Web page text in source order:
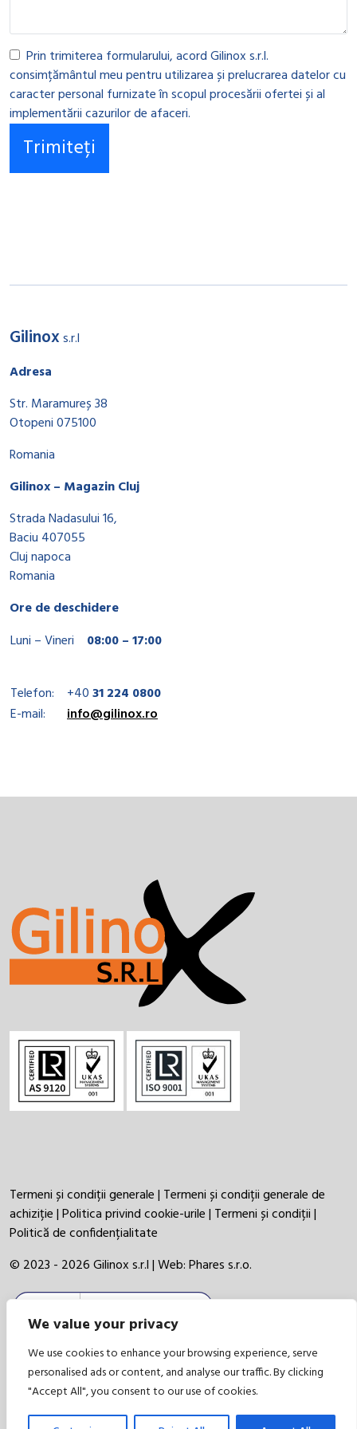
We value your privacy
We use cookies to enhance your browsing experience, serve
personalised ads or content, and analyse our traffic. By clicking
"Accept All", you consent to our use of cookies.
Prin trimiterea formularului, acord Gilinox s.r.l.
consimțământul meu pentru utilizarea și prelucrarea datelor cu
caracter personal furnizate în scopul procesării ofertei și al
implementării cazurilor de afaceri.
Gilinoxs.r.l
Adresa
Str. Maramureș 38
Otopeni 075100
Romania
Gilinox – Magazin Cluj
Strada Nadasului 16,
Baciu 407055
Cluj napoca
Romania
Ore de deschidere
Luni – Vineri
08:00 – 17:00
Telefon: +4031 224 0800
E-mail:
info@gilinox.ro
Termeni și condiții generale| Termeni și condiții generale de
achiziție|Politica privind cookie-urile| Termeni și condiții|
Politică de confidențialitate
© 2023 - 2026 Gilinox s.r.l | Web:Phares s.r.o.